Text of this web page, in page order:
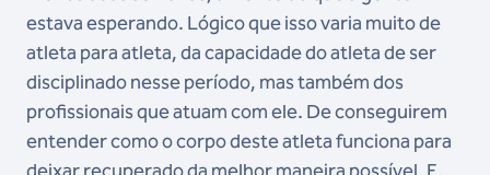
estava esperando. Lógico que isso varia muito de
atleta para atleta, da capacidade do atleta de ser
disciplinado nesse período, mas também dos
profissionais que atuam com ele. De conseguirem
entender como o corpo deste atleta funciona para